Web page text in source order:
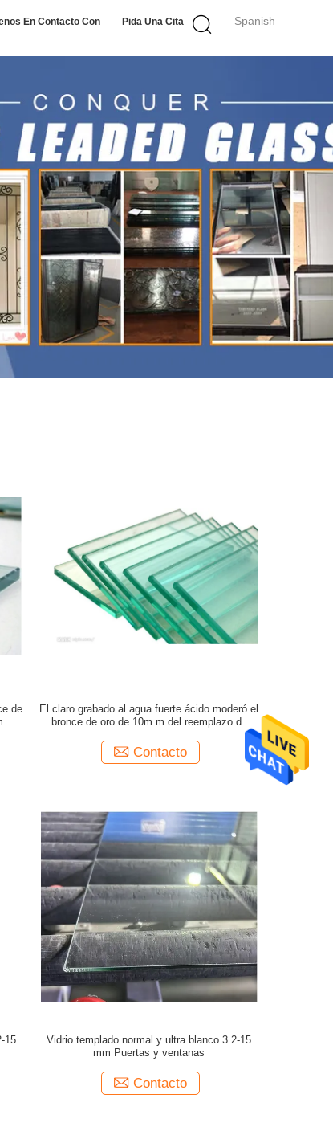
Spanish
En Contacto Con Pida Una Cita
de
El claro grabado al agua fuerte ácido moderó el
bronce de oro de 10m m del reemplazo de
Contacto
15
Vidrio templado normal y ultra blanco 3.2-15
mm Puertas y ventanas
Contacto